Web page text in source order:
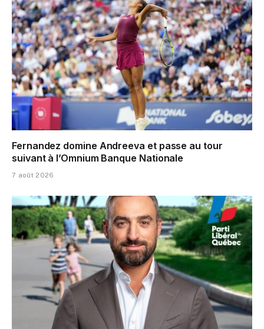
Fernandez domine Andreeva et passe au tour
suivant à l’Omnium Banque Nationale
7 août 2026